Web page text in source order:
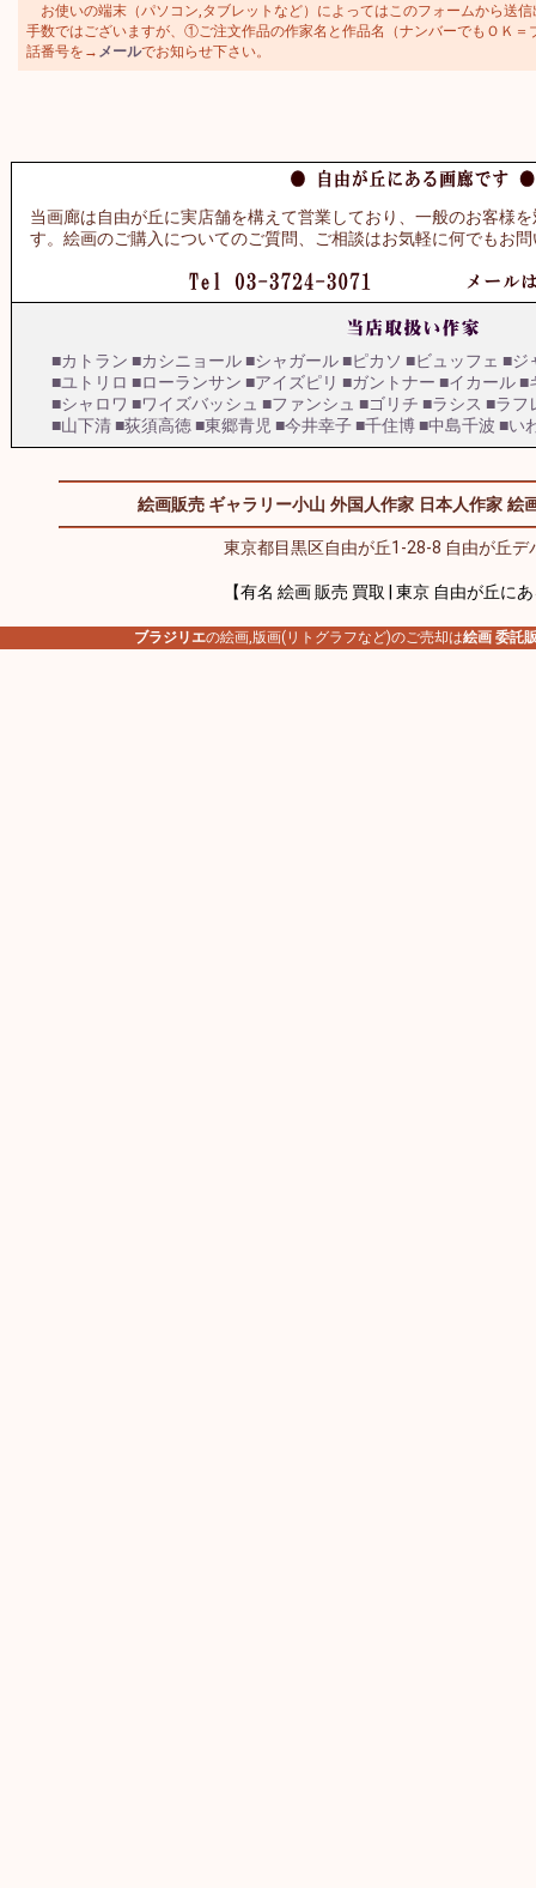
お使いの端末（パソコン,タブレットなど）によってはこのフォームから送
手数ではございますが、①ご注文作品の作家名と作品名（ナンバーでもＯＫ
話番号を→ メールでお知らせ下さい。
当画廊は自由が丘に実店舗を構えて営業しており、一般のお客様
す。絵画のご購入についてのご質問、ご相談はお気軽に何でもお
■カトラン ■カシニョール■シャガール■ピカソ ■ビュッフェ ■ジ
■ユトリロ ■ローランサン ■アイズピリ ■ガントナー ■イカール■
■シャロワ ■ワイズバッシュ ■ファンシュ ■ゴリチ ■ラシス ■ラフ
■山下清■荻須高徳■東郷青児 ■今井幸子■千住博■中島千波 ■い
絵画販売 ギャラリー小山 外国人作家 日本人作家 絵
東京都目黒区自由が丘1-28-8 自由が丘デ
【有名 絵画 販売 買取 | 東京 自由が丘に
ブラジリエの絵画,版画(リトグラフなど)のご売却は絵画 委託